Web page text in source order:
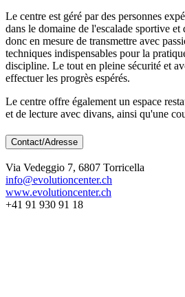
Le centre est géré par des personnes
dans le domaine de l'escalade sportive
donc en mesure de transmettre avec
techniques indispensables pour la
discipline. Le tout en pleine sécurité et
effectuer les progrès espérés.
Le centre offre également un espace
et de lecture avec divans, ainsi qu'une
Contact/Adresse
Via Vedeggio 7, 6807 Torricella
info@evolutioncenter.ch
www.evolutioncenter.ch
+41 91 930 91 18